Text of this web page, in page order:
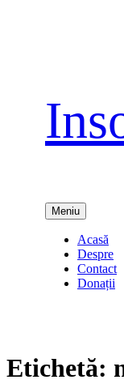
Meniu
Acasă
Despre
Contact
Donații
Etichetă: